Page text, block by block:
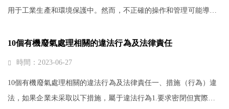
用于工業生產和環境保護中。然而，不正確的操作和管理可能導致
附裝置風險管理的建議。活性···
10個有機廢氣處理相關的違法行為及法律責任
時間：2023-06-27
10個有機廢氣處理相關的違法行為及法律責任一、措施（行為）違
法，如果企業未采取以下措施，屬于違法行為1.要求密閉但實際未